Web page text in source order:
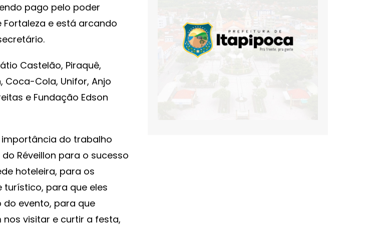
pago pelo poder
e está arcando
Castelão, Piraquê,
Coca-Cola, Unifor, Anjo
e Fundação Edson
importância do trabalho
Réveillon para o sucesso
hoteleira, para os
para que eles
evento, para que
visitar e curtir a festa,